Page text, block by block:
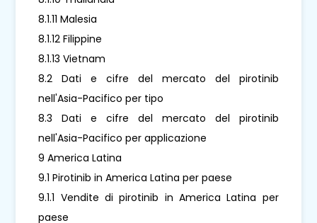
8.1.11 Malesia
8.1.12 Filippine
8.1.13 Vietnam
8.2 Dati e cifre del mercato del pirotinib
nell'Asia-Pacifico per tipo
8.3 Dati e cifre del mercato del pirotinib
nell'Asia-Pacifico per applicazione
9 America Latina
9.1 Pirotinib in America Latina per paese
9.1.1 Vendite di pirotinib in America Latina per
paese